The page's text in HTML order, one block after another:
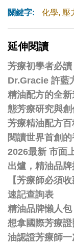
關鍵字: 化學, 壓
延伸閱讀
芳療初學者必
Dr.Gracie 許藍
精油配方的全
態芳療研究與
芳療精油配方百
閱讀世界首創
2026最新 市面
出爐，精油品
【芳療師必須
速記查詢表
精油品牌懶人
想拿國際芳療
油認證芳療師